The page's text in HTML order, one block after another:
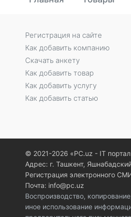
Регистрация на сайте
Как добавить компанию
Скачать анкету
Как добавить товар
Как добавить услугу
Как добавить статью
© 2021-2026 «PC.uz - IT
Адрес: г. Ташкент,
Регистрация электронного
Почта: info@pc.uz
Воспроизводство,
иное использование